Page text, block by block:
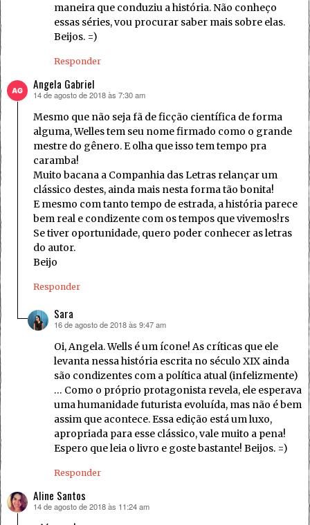
maneira que conduziu a história. Não conheço
essas séries, vou procurar saber mais sobre elas.
Beijos. =)
Responder
Angela Gabriel
disse:
14 de agosto de 2018 às 7:30 am
Mesmo que não seja fã de ficção científica de forma
alguma, Welles tem seu nome firmado como o grande
mestre do gênero. E olha que isso tem tempo pra
caramba!
Muito bacana a Companhia das Letras relançar um
clássico destes, ainda mais nesta forma tão bonita!
E mesmo com tanto tempo de estrada, a história parece
bem real e condizente com os tempos que vivemos!rs
Se tiver oportunidade, quero poder conhecer as letras
do autor.
Beijo
Responder
Sara
disse:
16 de agosto de 2018 às 9:47 am
Oi, Angela. Wells é um ícone! As críticas que ele
levanta nessa história escrita no século XIX ainda
são condizentes com a política atual (infelizmente)
… Como o próprio protagonista revela, ele esperava
uma humanidade futurista evoluída, mas não é bem
assim que acontece. Essa edição está um luxo,
apropriada para esse clássico, vale muito a pena!
Espero que leia o livro e goste bastante! Beijos. =)
Responder
Aline Santos
disse:
14 de agosto de 2018 às 11:24 am